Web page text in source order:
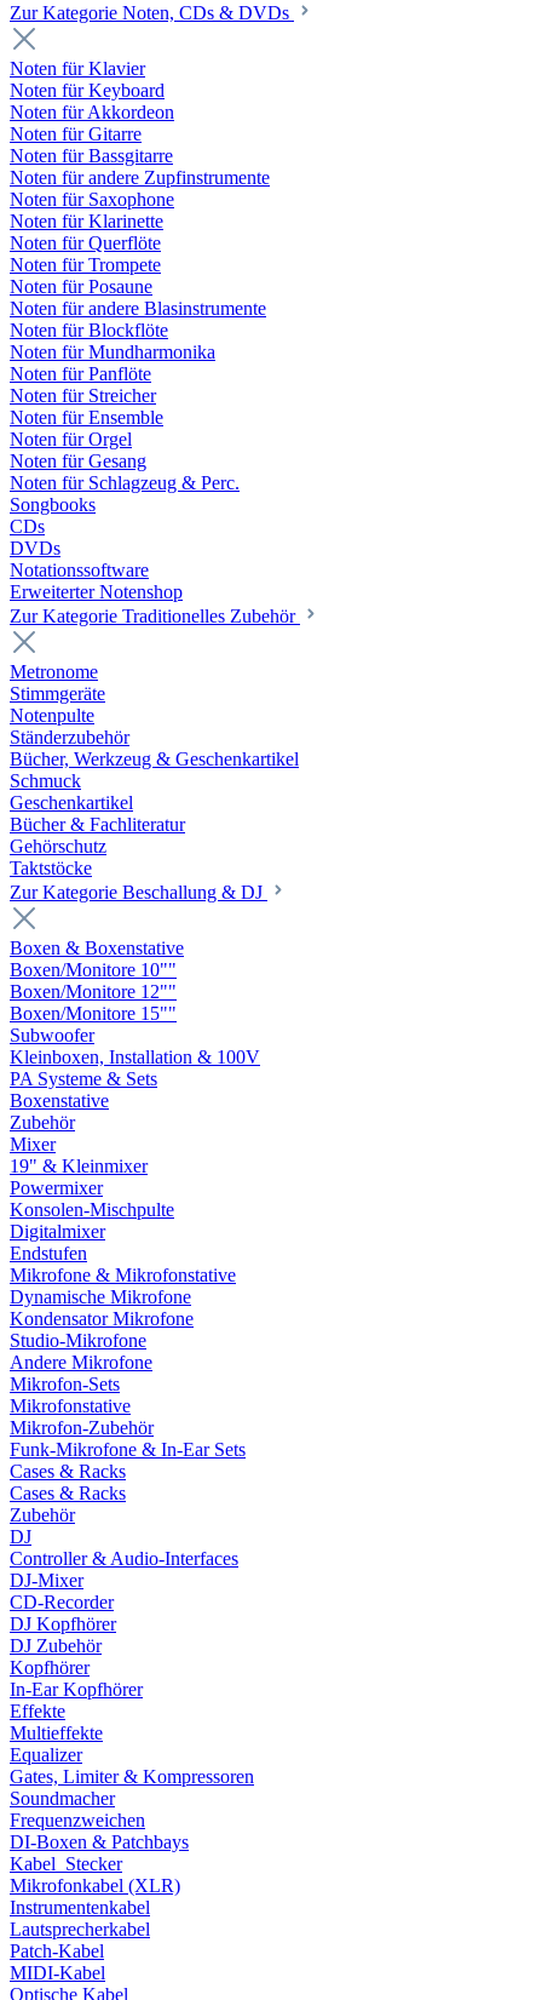
Zur Kategorie Noten, CDs & DVDs
Noten für Klavier
Noten für Keyboard
Noten für Akkordeon
Noten für Gitarre
Noten für Bassgitarre
Noten für andere Zupfinstrumente
Noten für Saxophone
Noten für Klarinette
Noten für Querflöte
Noten für Trompete
Noten für Posaune
Noten für andere Blasinstrumente
Noten für Blockflöte
Noten für Mundharmonika
Noten für Panflöte
Noten für Streicher
Noten für Ensemble
Noten für Orgel
Noten für Gesang
Noten für Schlagzeug & Perc.
Songbooks
CDs
DVDs
Notationssoftware
Erweiterter Notenshop
Zur Kategorie Traditionelles Zubehör
Metronome
Stimmgeräte
Notenpulte
Ständerzubehör
Bücher, Werkzeug & Geschenkartikel
Schmuck
Geschenkartikel
Bücher & Fachliteratur
Gehörschutz
Taktstöcke
Zur Kategorie Beschallung & DJ
Boxen & Boxenstative
Boxen/Monitore 10""
Boxen/Monitore 12""
Boxen/Monitore 15""
Subwoofer
Kleinboxen, Installation & 100V
PA Systeme & Sets
Boxenstative
Zubehör
Mixer
19" & Kleinmixer
Powermixer
Konsolen-Mischpulte
Digitalmixer
Endstufen
Mikrofone & Mikrofonstative
Dynamische Mikrofone
Kondensator Mikrofone
Studio-Mikrofone
Andere Mikrofone
Mikrofon-Sets
Mikrofonstative
Mikrofon-Zubehör
Funk-Mikrofone & In-Ear Sets
Cases & Racks
Cases & Racks
Zubehör
DJ
Controller & Audio-Interfaces
DJ-Mixer
CD-Recorder
DJ Kopfhörer
DJ Zubehör
Kopfhörer
In-Ear Kopfhörer
Effekte
Multieffekte
Equalizer
Gates, Limiter & Kompressoren
Soundmacher
Frequenzweichen
DI-Boxen & Patchbays
Kabel_Stecker
Mikrofonkabel (XLR)
Instrumentenkabel
Lautsprecherkabel
Patch-Kabel
MIDI-Kabel
Optische Kabel